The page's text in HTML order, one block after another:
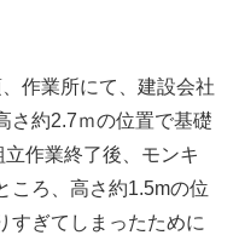
作業所にて、建設会社
さ約2.7ｍの位置で基礎
作業終了後、モンキ
ころ、高さ約1.5mの位
すぎてしまったために